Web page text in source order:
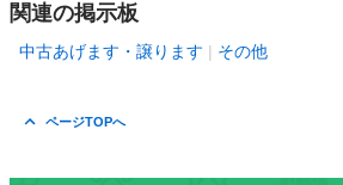
関連の掲示板
中古あげます・譲ります その他
ページTOPへ